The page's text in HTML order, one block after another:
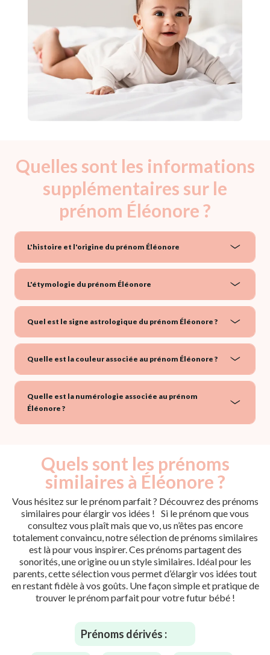
Quelles sont les informations
supplémentaires sur le
prénom Éléonore ?
L'histoire et l'origine du prénom Éléonore
L'étymologie du prénom Éléonore
Quel est le signe astrologique du prénom Éléonore ?
Quelle est la couleur associée au prénom Éléonore ?
Quelle est la numérologie associée au prénom
Éléonore ?
Quels sont les prénoms
similaires à Éléonore ?
Vous hésitez sur le prénom parfait ? Découvrez des prénoms
similaires pour élargir vos idées ! Si le prénom que vous
consultez vous plaît mais que vo, us n’êtes pas encore
totalement convaincu, notre sélection de prénoms similaires
est là pour vous inspirer. Ces prénoms partagent des
sonorités, une origine ou un style similaires. Idéal pour les
parents, cette sélection vous permet d’élargir vos idées tout
en restant fidèle à vos goûts. Une façon simple et pratique de
trouver le prénom parfait pour votre futur bébé !
Prénoms dérivés :